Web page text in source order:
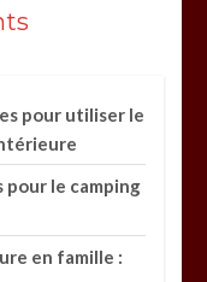
pour utiliser le
pour le camping
en famille :